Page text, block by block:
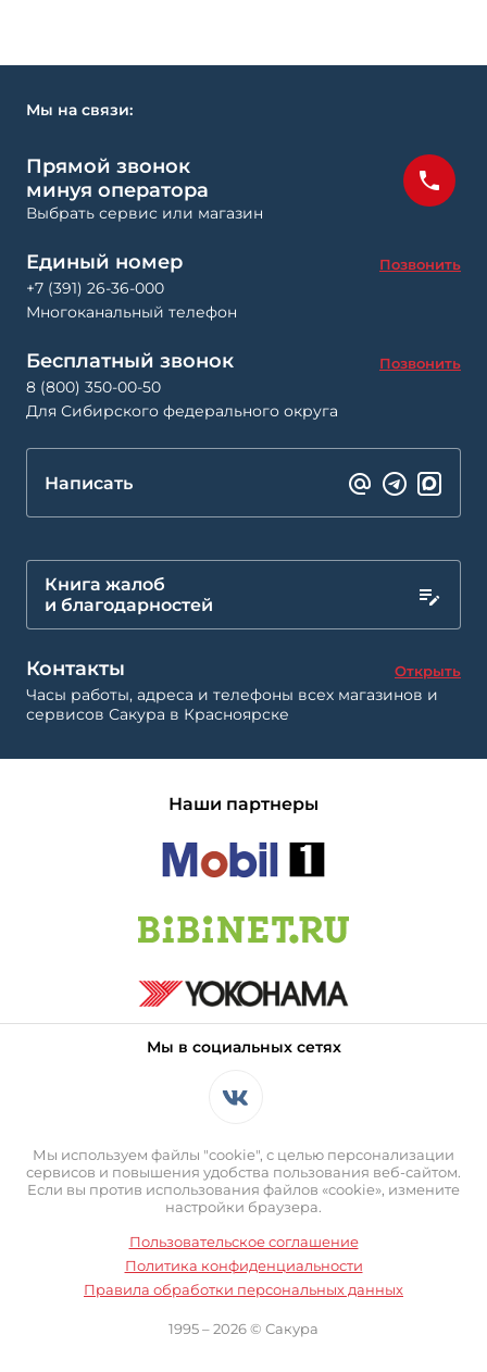
Мы на связи:
Прямой звонок
минуя оператора
Выбрать сервис или магазин
Единый номер Позвонить
+7 (391) 26-36-000
Многоканальный телефон
Бесплатный звонок Позвонить
8 (800) 350-00-50
Для Сибирского федерального округа
Написать
Книга жалоб
и благодарностей
Контакты Открыть
Часы работы, адреса и телефоны всех магазинов и
сервисов Сакура в Красноярске
Наши партнеры
Мы в социальных сетях
Мы используем файлы "cookie", с целью персонализации
сервисов и повышения удобства пользования веб-сайтом.
Если вы против использования файлов «cookie», измените
настройки браузера.
Пользовательское соглашение
Политика конфиденциальности
Правила обработки персональных данных
1995 – 2026 © Сакура